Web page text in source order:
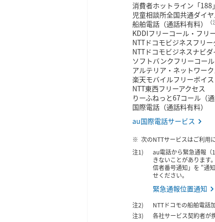
消費者ホットライン「188
児童相談所全国共通ダイヤ
船舶電話（通話料有料）
KDDIフリーコール・フリ
NTTドコモビジネスフリ
NTTドコモビジネスナビダ
ソフトバンクフリーコール
アルテリア・ネットワー
楽天モバイルフリーボイス
NTT東西フリーアクセス
りーふねっと67コール（通
国際電話（通話料有料）
au国際電話サービス
次のNTTサービスはご利用
au電話から緊急通報（
きないことがあります
信者番号通知」を "通
せください。
緊急通報位置通知
NTTドコモの船舶電話
各社サービス契約者が